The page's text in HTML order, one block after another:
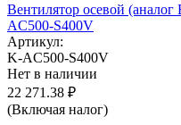
Вентилятор осевой
AC500-S400V
Артикул:
K-AC500-S400V
Нет в наличии
22 271.38 ₽
(Включая налог)